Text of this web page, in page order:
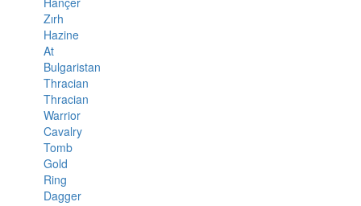
Zırh
Hazine
At
Bulgaristan
Thracian
Thracian
Warrior
Cavalry
Tomb
Gold
Ring
Dagger